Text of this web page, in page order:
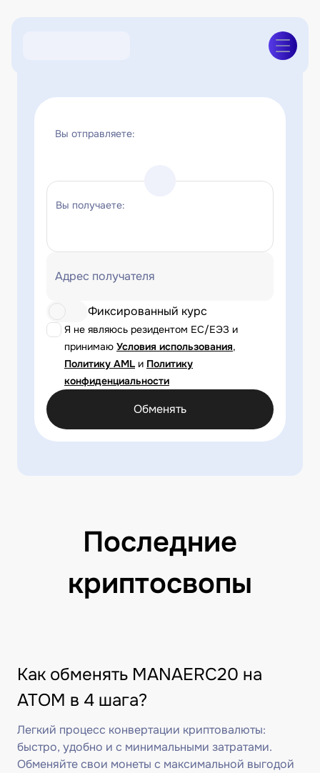
Вы отправляете:
Вы получаете:
Адрес получателя
Я не являюсь резидентом ЕС/ЕЭЗ и
принимаю Условия использования,
Политику AML и Политику
конфиденциальности
Фиксированный курс
Обменять
Последние
криптосвопы
Как обменять MANAERC20 на
ATOM в 4 шага?
Легкий процесс конвертации криптовалюты:
быстро, удобно и с минимальными затратами.
Обменяйте свои монеты с максимальной выгодой